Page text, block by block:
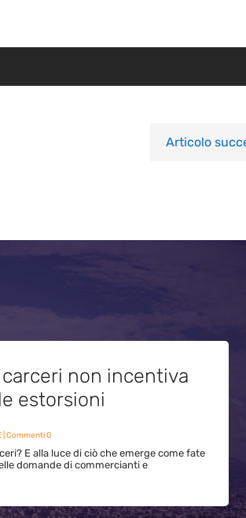
Articolo
non incentiva
estorsioni
| Commenti 0
E alla luce di ciò che emerge come fate
domande di commercianti e